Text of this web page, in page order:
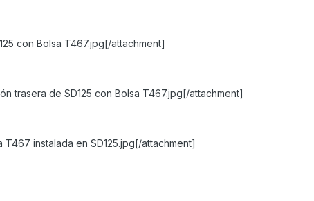
con Bolsa T467.jpg[/attachment]
trasera de SD125 con Bolsa T467.jpg[/attachment]
instalada en SD125.jpg[/attachment]